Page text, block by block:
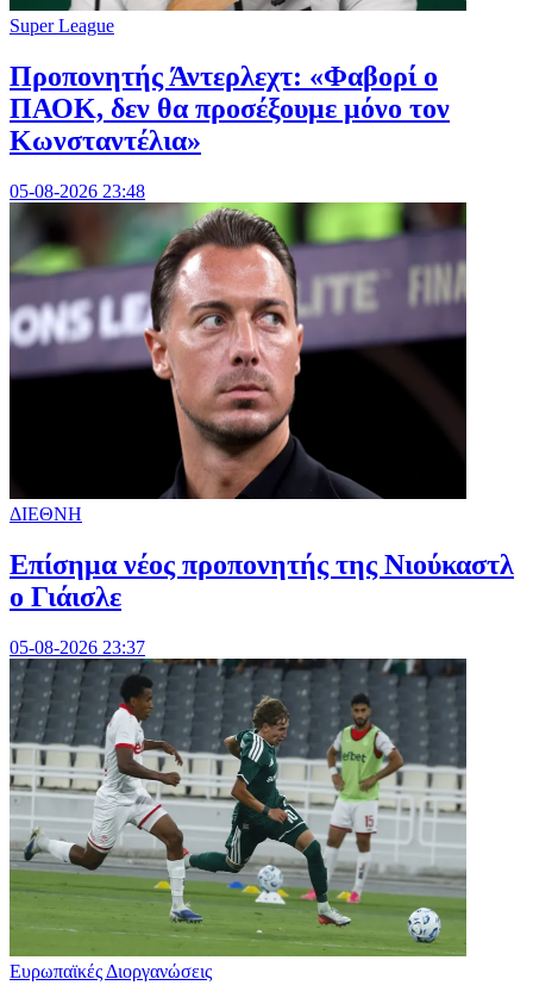
Super League
Προπονητής Άντερλεχτ: «Φαβορί ο
ΠΑΟΚ, δεν θα προσέξουμε μόνο τον
Κωνσταντέλια»
05-08-2026 23:48
ΔΙΕΘΝΗ
Επίσημα νέος προπονητής της Νιούκαστλ
ο Γιάισλε
05-08-2026 23:37
Ευρωπαϊκές Διοργανώσεις